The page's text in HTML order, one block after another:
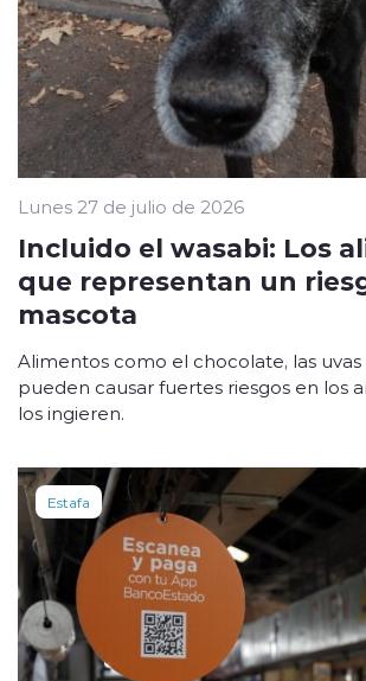
Lunes 27 de julio de 2026
Incluido el wasabi: Los
que representan un
mascota
Alimentos como el chocolate, las uvas
pueden causar fuertes riesgos en los
los ingieren.
Estafa